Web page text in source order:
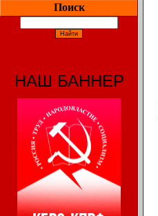
Поиск
НАШ БАННЕР